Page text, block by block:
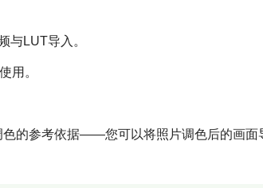
与LUT导入。
用。
色的参考依据——您可以将照片调色后的画面